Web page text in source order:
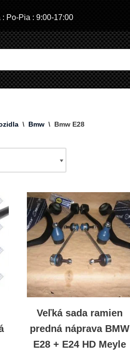
Po-Pia : 9:00-17:00
\ Bmw \ Bmw E28
Veľká sada ramien
predná náprava BMW
E28 + E24 HD Meyle